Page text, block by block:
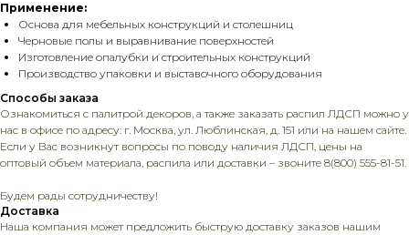
Применение:
Основа для мебельных конструкций и столешниц
Черновые полы и выравнивание поверхностей
Изготовление опалубки и строительных конструкций
Производство упаковки и выставочного оборудования
Способы заказа
Ознакомиться с палитрой декоров, а также заказать распил ЛДСП можно у
нас в офисе по адресу: г. Москва, ул. Люблинская, д. 151 или на нашем сайте.
Если у Вас возникнут вопросы по поводу наличия ЛДСП, цены на
оптовый объем материала, распила или доставки – звоните 8(800) 555-81-51.
Будем рады сотрудничеству!
Доставка
Наша компания может предложить быструю доставку заказов нашим